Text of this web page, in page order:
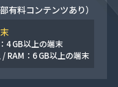
有料コンテンツあり）
4 GB以上の端末
RAM：6 GB以上の端末